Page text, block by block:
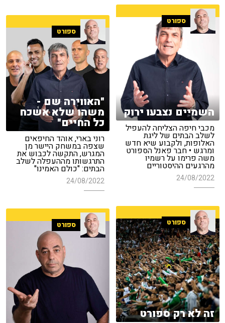
ספורט
השמיים נצבעו ירוק
מכבי חיפה הצליחה להעפיל
לשלב הבתים של ליגת
האלופות, ולקבוע שיא חדש
ומרגש • חבר פאנל הספורט
משה פרימו על רשמיו
מהרגעים ההיסטוריים
24/08/2022
ספורט
"האווירה שם -
משהו שלא אשכח
כל החיים"
רוני בארי, אוהד החיפאים
שצפה במשחק היישר מן
המגרש, התקשה לכבוש את
התרגשותו מההעפלה לשלב
הבתים: "כולם האמינו"
24/08/2022
ספורט
זה לא רק ספורט
ספורט